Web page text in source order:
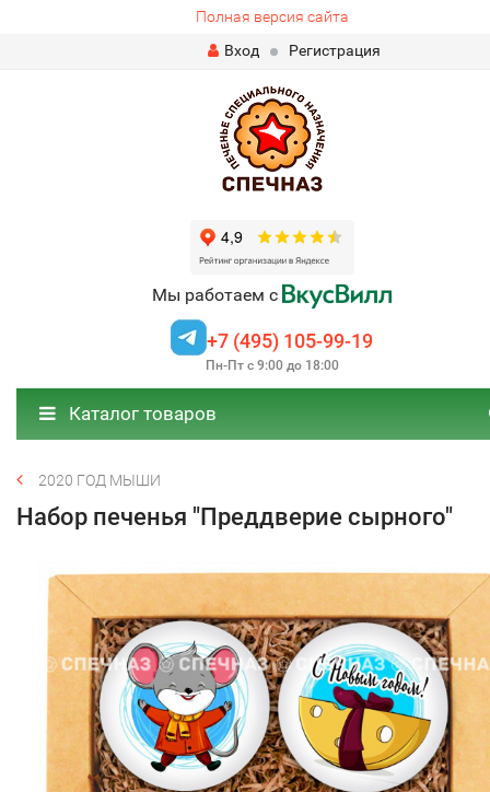
Полная версия сайта
Вход
Регистрация
Мы работаем с
+7 (495) 105-99-19
Пн-Пт с 9:00 до 18:00
Каталог товаров
2020 ГОД МЫШИ
Набор печенья "Преддверие сырного"